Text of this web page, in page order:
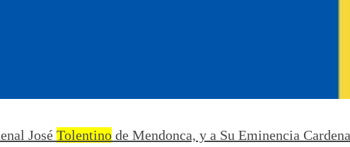
José Tolentino de Mendonca, y a Su Eminencia